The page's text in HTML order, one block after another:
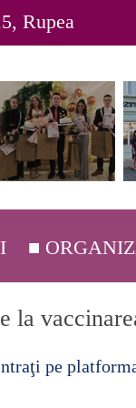
Rupea
■
■
■ C.E.A.C. ▸
la
pe